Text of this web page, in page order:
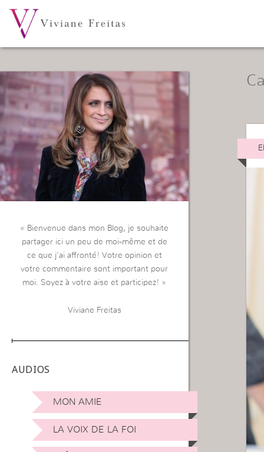
« Bienvenue dans mon Blog, je souhaite
partager ici un peu de moi-même et de
ce que j’ai affronté! Votre opinion et
votre commentaire sont important pour
moi. Soyez à votre aise et participez! »
Viviane Freitas
AUDIOS
MON AMIE
LA VOIX DE LA FOI